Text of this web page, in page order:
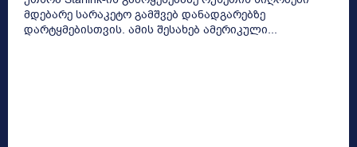
მდებარე სარაკეტო გამშვებ დანადგარებზე
დარტყმებისთვის. ამის შესახებ ამერიკული...